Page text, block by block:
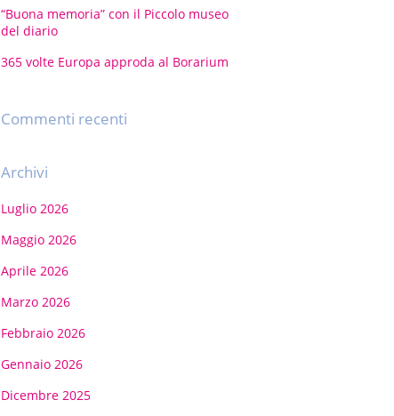
“Buona memoria” con il Piccolo museo
del diario
365 volte Europa approda al Borarium
Commenti recenti
Archivi
Luglio 2026
Maggio 2026
Aprile 2026
Marzo 2026
Febbraio 2026
Gennaio 2026
Dicembre 2025